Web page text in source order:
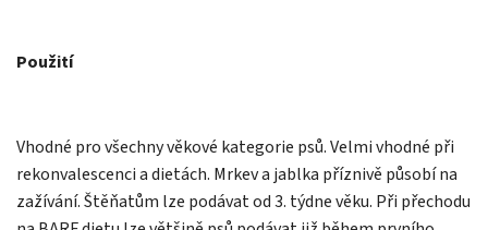
Použití
Vhodné pro všechny věkové kategorie psů. Velmi vhodné při
rekonvalescenci a dietách. Mrkev a jablka příznivě působí na
zažívání. Štěňatům lze podávat od 3. týdne věku. Při přechodu